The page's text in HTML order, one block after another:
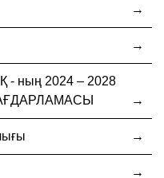
- ның 2024 – 2028